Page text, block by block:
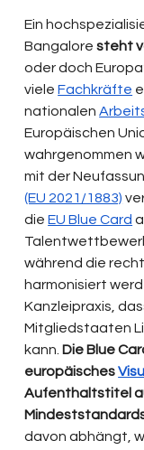
Ein
Bangalore steht
oder doch
viele Fachkräfte
nationalen
Europäischen
wahrgenommen
mit der
(EU 2021/1883)
die EU Blue Card
während die
harmonisiert
Kanzleipraxis,
Mitgliedstaaten
kann. Die Blue
europäisches
Aufenthaltstitel
davon abhängt,